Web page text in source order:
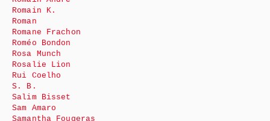
Romain K.
Roman
Romane Frachon
Roméo Bondon
Rosa Munch
Rosalie Lion
Rui Coelho
S. B.
Salim Bisset
Sam Amaro
Samantha Fougeras